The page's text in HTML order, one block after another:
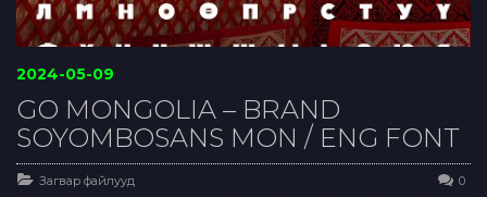
2024-05-09
GO MONGOLIA – BRAND
SOYOMBOSANS MON / ENG FONT
Загвар файлууд 0